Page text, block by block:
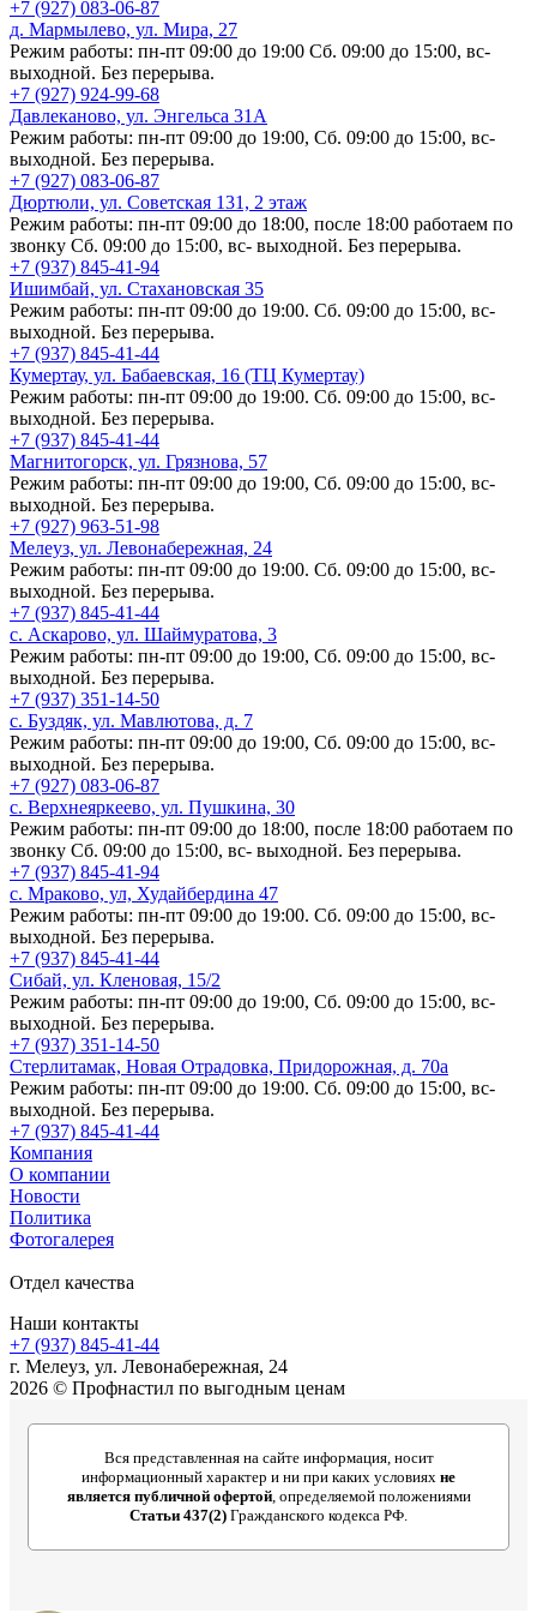
+7 (927) 083-06-87
д. Мармылево, ул. Мира, 27
Режим работы: пн-пт 09:00 до 19:00 Сб. 09:00 до 15:00, вс-
выходной. Без перерыва.
+7 (927) 924-99-68
Давлеканово, ул. Энгельса 31А
Режим работы: пн-пт 09:00 до 19:00, Сб. 09:00 до 15:00, вс-
выходной. Без перерыва.
+7 (927) 083-06-87
Дюртюли, ул. Советская 131, 2 этаж
Режим работы: пн-пт 09:00 до 18:00, после 18:00 работаем по
звонку Сб. 09:00 до 15:00, вс- выходной. Без перерыва.
+7 (937) 845-41-94
Ишимбай, ул. Стахановская 35
Режим работы: пн-пт 09:00 до 19:00. Сб. 09:00 до 15:00, вс-
выходной. Без перерыва.
+7 (937) 845-41-44
Кумертау, ул. Бабаевская, 16 (ТЦ Кумертау)
Режим работы: пн-пт 09:00 до 19:00. Сб. 09:00 до 15:00, вс-
выходной. Без перерыва.
+7 (937) 845-41-44
Магнитогорск, ул. Грязнова, 57
Режим работы: пн-пт 09:00 до 19:00, Сб. 09:00 до 15:00, вс-
выходной. Без перерыва.
+7 (927) 963-51-98
Мелеуз, ул. Левонабережная, 24
Режим работы: пн-пт 09:00 до 19:00. Сб. 09:00 до 15:00, вс-
выходной. Без перерыва.
+7 (937) 845-41-44
с. Аскарово, ул. ​Шаймуратова, 3
Режим работы: пн-пт 09:00 до 19:00, Сб. 09:00 до 15:00, вс-
выходной. Без перерыва.
+7 (937) 351-14-50
с. Буздяк, ул. Мавлютова, д. 7
Режим работы: пн-пт 09:00 до 19:00, Сб. 09:00 до 15:00, вс-
выходной. Без перерыва.
+7 (927) 083-06-87
с. Верхнеяркеево, ул. Пушкина, 30
Режим работы: пн-пт 09:00 до 18:00, после 18:00 работаем по
звонку Сб. 09:00 до 15:00, вс- выходной. Без перерыва.
+7 (937) 845-41-94
с. Мраково, ул, Худайбердина 47
Режим работы: пн-пт 09:00 до 19:00. Сб. 09:00 до 15:00, вс-
выходной. Без перерыва.
+7 (937) 845-41-44
Сибай, ул. Кленовая, 15/2
Режим работы: пн-пт 09:00 до 19:00, Сб. 09:00 до 15:00, вс-
выходной. Без перерыва.
+7 (937) 351-14-50
Стерлитамак, Новая Отрадовка, Придорожная, д. 70а
Режим работы: пн-пт 09:00 до 19:00. Сб. 09:00 до 15:00, вс-
выходной. Без перерыва.
+7 (937) 845-41-44
Компания
О компании
Новости
Политика
Фотогалерея
Отдел качества
Наши контакты
+7 (937) 845-41-44
г. Мелеуз, ул. Левонабережная, 24
2026 © Профнастил по выгодным ценам
Вся представленная на сайте информация, носит
информационный характер и ни при каких условиях не
является публичной офертой, определяемой положениями
Статьи 437(2) Гражданского кодекса РФ.